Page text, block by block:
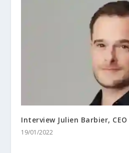
Interview Julien Barbier,
19/01/2022